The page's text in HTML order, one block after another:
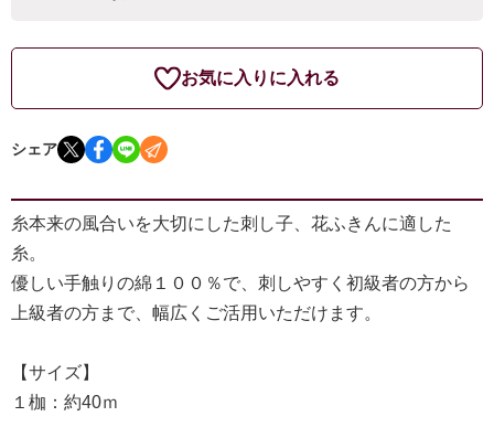
お気に入りに入れる
シェア
糸本来の風合いを大切にした刺し子、花ふきんに適した
糸。
優しい手触りの綿１００％で、刺しやすく初級者の方から
上級者の方まで、幅広くご活用いただけます。
【サイズ】
１枷：約40ｍ